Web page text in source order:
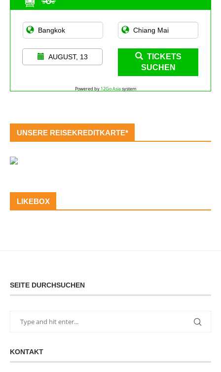
AUGUST, 13
TICKETS
SUCHEN
Powered by 12Go Asiasystem
UNSERE REISEKREDITKARTE*
LIKEBOX
SEITE DURCHSUCHEN
KONTAKT